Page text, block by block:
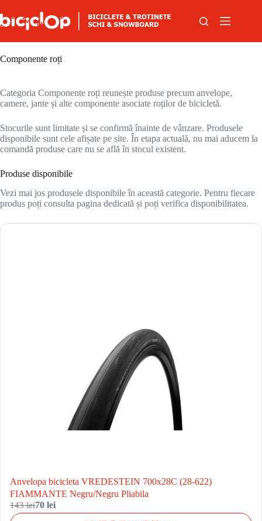
Componente roți
Categoria Componente roți reunește produse precum anvelope,
camere, jante și alte componente asociate roților de bicicletă.
Stocurile sunt limitate și se confirmă înainte de vânzare. Produsele
disponibile sunt cele afișate pe site. În etapa actuală, nu mai aducem la
comandă produse care nu se află în stocul existent.
Produse disponibile
Vezi mai jos produsele disponibile în această categorie. Pentru fiecare
produs poți consulta pagina dedicată și poți verifica disponibilitatea.
Anvelopa bicicleta VREDESTEIN 700x28C (28-622)
FIAMMANTE Negru/Negru Pliabila
143 lei70 lei